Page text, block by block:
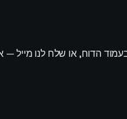
או שלח לנו מייל — אנחנו